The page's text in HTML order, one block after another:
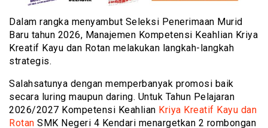
Dalam rangka menyambut Seleksi Penerimaan Murid
Baru tahun 2026, Manajemen Kompetensi Keahlian Kriya
Kreatif Kayu dan Rotan melakukan langkah-langkah
strategis.
Salahsatunya dengan memperbanyak promosi baik
secara luring maupun daring. Untuk Tahun Pelajaran
2026/2027 Kompetensi Keahlian Kriya Kreatif Kayu dan
Rotan SMK Negeri 4 Kendari menargetkan 2 rombongan